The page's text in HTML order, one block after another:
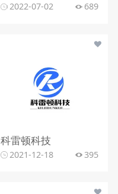
2022-07-02 689
科雷顿科技
2021-12-18 395